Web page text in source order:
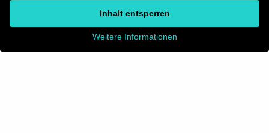
Inhalt entsperren
Weitere Informationen